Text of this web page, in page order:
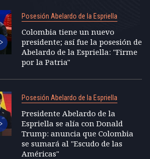
Posesión Abelardo de la Espriella
Colombia tiene un nuevo
presidente; así fue la posesión de
Abelardo de la Espriella: "Firme
por la Patria"
Posesión Abelardo de la Espriella
Presidente Abelardo de la
Espriella se alía con Donald
Trump: anuncia que Colombia
se sumará al "Escudo de las
Américas"